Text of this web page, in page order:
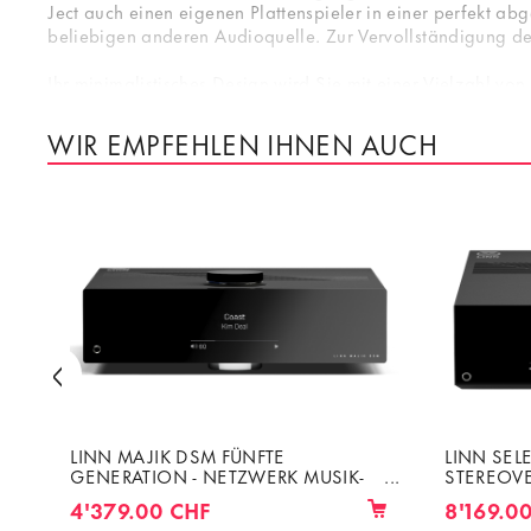
Ject auch einen eigenen Plattenspieler in einer perfekt
beliebigen anderen Audioquelle. Zur Vervollständigung
WIR EMPFEHLEN IHNEN AUCH
LINN MAJIK DSM FÜNFTE
GENERATION - NETZWERK MUSIK-
PLAYER MIT HDMI UND
INTEGRIERTEM VERSTÄRKER 2 X
4'379.00 CHF
LINN